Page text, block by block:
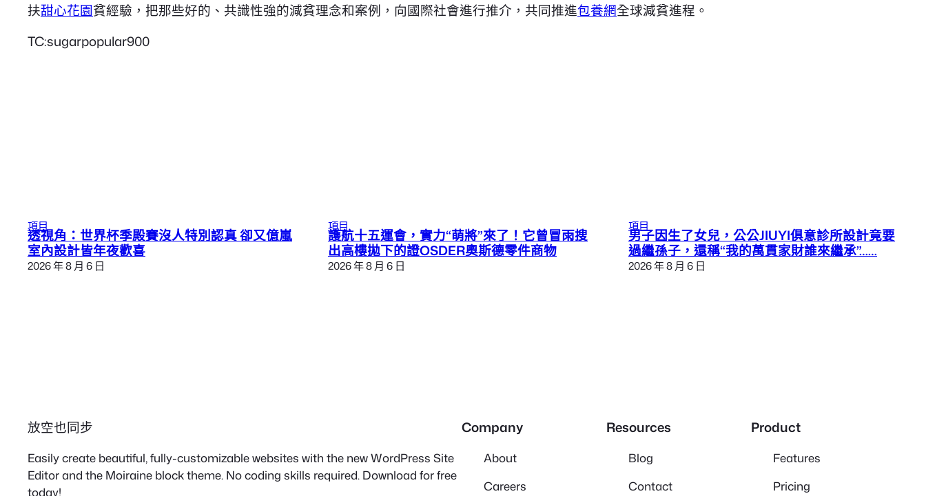
扶甜心花園貧經驗，把那些好的、共識性強的減貧理念和案例，向國際社會進行推介，共同推進包養網全球減貧進程。
TC:sugarpopular900
項目
透視角：世界杯季殿賽沒人特別認真 卻又億嵐
室內設計皆年夜歡喜
2026 年 8 月 6 日
項目
護航十五運會，實力“萌將”來了！它曾冒雨搜
出高樓拋下的證OSDER奧斯德零件商物
2026 年 8 月 6 日
項目
男子因生了女兒，公公JIUYI俱意診所設計竟要
過繼孫子，還稱“我的萬貫家財誰來繼承”……
2026 年 8 月 6 日
放空也同步
Easily create beautiful, fully-customizable websites with the new WordPress Site
Editor and the Moiraine block theme. No coding skills required. Download for free
today!
Company
About
Careers
Resources
Blog
Contact
Product
Features
Pricing